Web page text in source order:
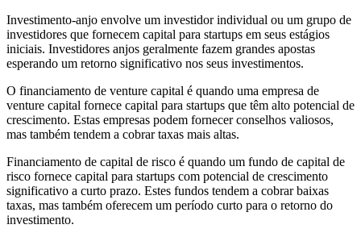
Investimento-anjo envolve um investidor individual ou um grupo de
investidores que fornecem capital para startups em seus estágios
iniciais. Investidores anjos geralmente fazem grandes apostas
esperando um retorno significativo nos seus investimentos.
O financiamento de venture capital é quando uma empresa de
venture capital fornece capital para startups que têm alto potencial de
crescimento. Estas empresas podem fornecer conselhos valiosos,
mas também tendem a cobrar taxas mais altas.
Financiamento de capital de risco é quando um fundo de capital de
risco fornece capital para startups com potencial de crescimento
significativo a curto prazo. Estes fundos tendem a cobrar baixas
taxas, mas também oferecem um período curto para o retorno do
investimento.